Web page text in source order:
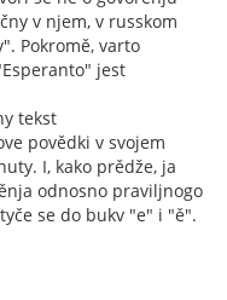
v njem, v russkom
Pokromě, varto
jest
tekst
povědki v svojem
I, kako prědže, ja
odnosno praviljnogo
se do bukv "e" i "ě".